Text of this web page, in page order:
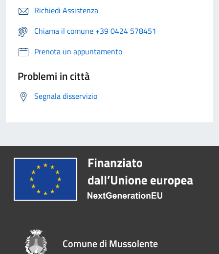
Richiedi Assistenza
Chiama il comune +39 0424 578451
Prenota un appuntamento
Problemi in città
Segnala disservizio
Comune di Mussolente